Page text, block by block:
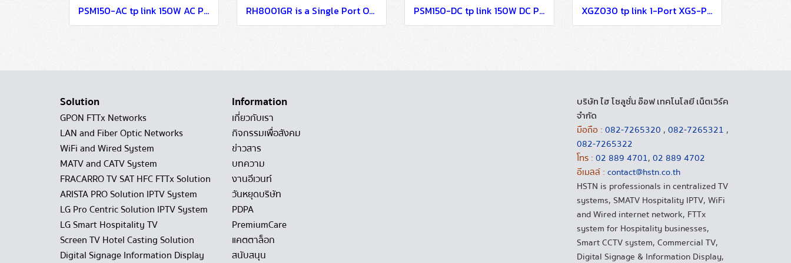
PSM150-AC tp link 150W AC Power Supply Module FTTx Solutions for Buildings RH8001GR is a Single Port OLT designed FTTx Solutions for Buildings PSM150-DC tp link 150W DC Power Supply Module FTTx Solutions for Buildings XGZ030 tp link 1-Port XGS-PON Terminal FTTx Solutions for Buildings
Solution
GPON FTTx Networks
LAN and Fiber Optic Networks
WiFi and Wired System
MATV and CATV System
FRACARRO TV SAT HFC FTTx Solution
ARISTA PRO Solution IPTV System
LG Pro Centric Solution IPTV System
LG Smart Hospitality TV
Screen TV Hotel Casting Solution
Digital Signage Information Display
Information
เกี่ยวกับเรา
กิจกรรมเพื่อสังคม
ข่าวสาร
บทความ
งานอีเวนท์
วันหยุดบริษัท
PDPA
PremiumCare
แคตตาล็อก
สนับสนุน
บริษัท ไฮ โซลูชั่น อ๊อฟ เทคโนโลยี เน็ตเวิร์ค
จำกัด
มือถือ : 082-7265320 , 082-7265321 ,
082-7265322
โทร : 02 889 4701, 02 889 4702
อีเมลล์ : contact@hstn.co.th
HSTN is professionals in centralized TV
systems, SMATV Hospitality IPTV, WiFi
and Wired internet network, FTTx
system for Hospitality businesses,
Smart CCTV system, Commercial TV,
Digital Signage & Information Display,